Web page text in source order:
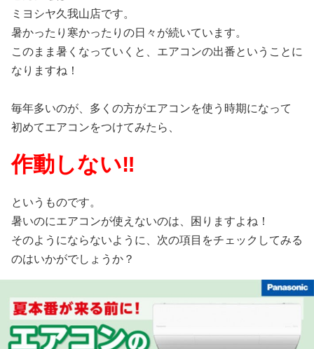
ミヨシヤ久我山店です。
暑かったり寒かったりの日々が続いています。
このまま暑くなっていくと、エアコンの出番ということに
なりますね！
毎年多いのが、多くの方がエアコンを使う時期になって
初めてエアコンをつけてみたら、
作動しない‼
というものです。
暑いのにエアコンが使えないのは、困りますよね！
そのようにならないように、次の項目をチェックしてみる
のはいかがでしょうか？